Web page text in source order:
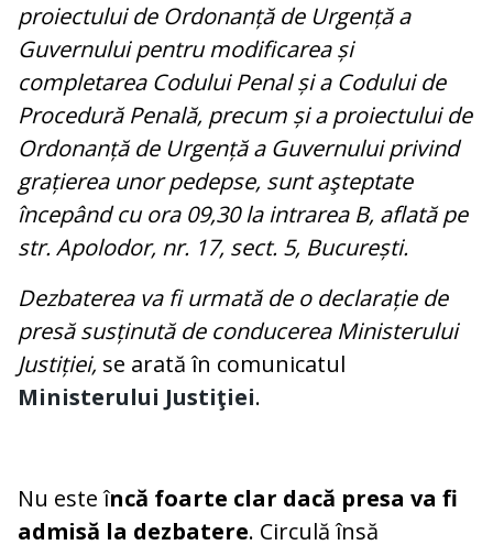
proiectului de Ordonanță de Urgență a
Guvernului pentru modificarea și
completarea Codului Penal și a Codului de
Procedură Penală, precum și a proiectului de
Ordonanță de Urgență a Guvernului privind
grațierea unor pedepse, sunt aşteptate
începând cu ora 09,30 la intrarea B, aflată pe
str. Apolodor, nr. 17, sect. 5, București.
Dezbaterea va fi urmată de o declarație de
presă susținută de conducerea Ministerului
Justiției, se arată în comunicatul
Ministerului Justiţiei.
Nu este încă foarte clar dacă presa va fi
admisă la dezbatere. Circulă însă